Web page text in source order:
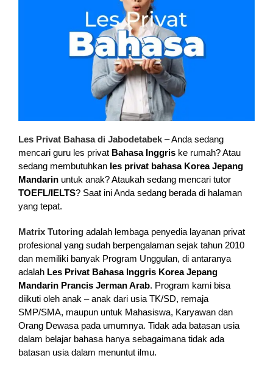
Les Privat Bahasa di Jabodetabek – Anda sedang
mencari guru les privat Bahasa Inggris ke rumah? Atau
sedang membutuhkan les privat bahasa Korea Jepang
Mandarin untuk anak? Ataukah sedang mencari tutor
TOEFL/IELTS? Saat ini Anda sedang berada di halaman
yang tepat.
Matrix Tutoring adalah lembaga penyedia layanan privat
profesional yang sudah berpengalaman sejak tahun 2010
dan memiliki banyak Program Unggulan, di antaranya
adalah Les Privat Bahasa Inggris Korea Jepang
Mandarin Prancis Jerman Arab. Program kami bisa
diikuti oleh anak – anak dari usia TK/SD, remaja
SMP/SMA, maupun untuk Mahasiswa, Karyawan dan
Orang Dewasa pada umumnya. Tidak ada batasan usia
dalam belajar bahasa hanya sebagaimana tidak ada
batasan usia dalam menuntut ilmu.